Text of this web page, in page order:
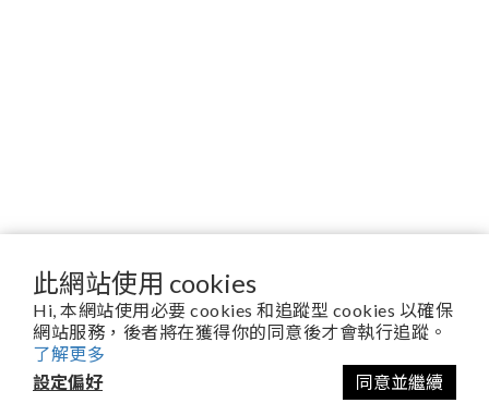
此網站使用 cookies
Hi, 本網站使用必要 cookies 和追蹤型 cookies 以確保
網站服務，後者將在獲得你的同意後才會執行追蹤。
了解更多
設定偏好
同意並繼續
關於舒植萃Soilavie
以終為始的品牌願景